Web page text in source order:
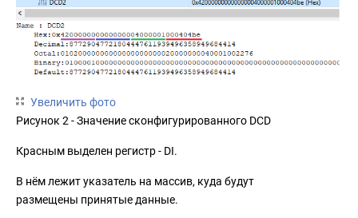
Увеличить фото
Рисунок 2 - Значение сконфигурированного DCD
Красным выделен регистр - DI.
В нём лежит указатель на массив, куда будут
размещены принятые данные.